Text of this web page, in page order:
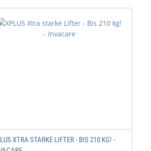
RESTAURANT (SAS ROYAL HOTEL),
Bezug oder einem regulären
ohne Klebstoff gepolstert ist,
Flexibilität als auch für visuelle
wechseln oder ihn einfach zur
Giraffe ist mit einer Doppelnaht
besonders betont.
und Stoffarten, einschließlich der
Sie die Little Giraffe in
XTRA STARKE LIFTER - BIS 210 KG! -